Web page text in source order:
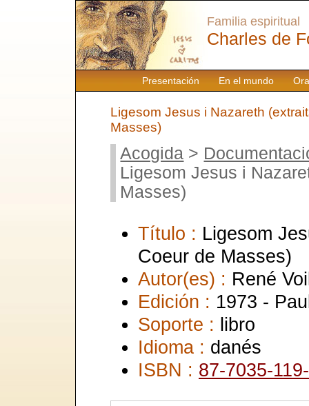
Presentación En el mundo
Familia espiritual
Charles de
Ligesom Jesus i Nazareth
Masses)
Acogida >
Ligesom Jesus i
Masses)
Título : Ligesom
Coeur de Masses)
Autor(es) : René
Edición : 1973 -
Soporte : libro
Idioma : danés
ISBN : 87-7035-